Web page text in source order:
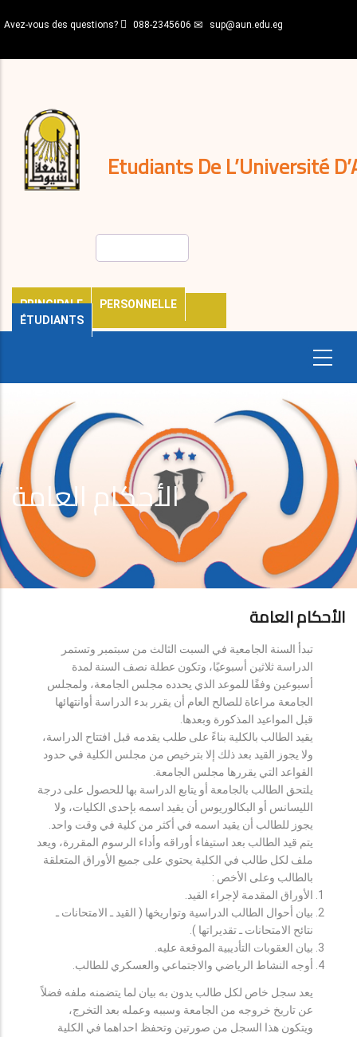
au
principal
Avez-vous des questions? 088-2345606 sup@aun.edu.eg
Etudiants De L’Université
PRINCIPALE
PERSONNELLE
ÉTUDIANTS
décisions
Expatriés
Journal
الأحكام العامة
الأحكام العامة
تبدأ السنة الجامعية في السبت الثالث من سبتمبر وتستمر
الدراسة ثلاثين أسبوعيًا، وتكون عطلة نصف السنة لمدة
أسبوعين وفقًا للموعد الذي يحدده مجلس الجامعة، ولمجلس
الجامعة مراعاة للصالح العام أن يقرر بدء الدراسة أوانتهائها
قبل المواعيد المذكورة وبعدها.
يقيد الطالب بالكلية بناءً على طلب يقدمه قبل افتتاح الدراسة،
ولا يجوز القيد بعد ذلك إلا بترخيص من مجلس الكلية في حدود
القواعد التي يقررها مجلس الجامعة.
يلتحق الطالب بالجامعة أو يتابع الدراسة بها للحصول على درجة
الليسانس أو البكالوريوس أن يقيد اسمه بإحدى الكليات، ولا
يجوز للطالب أن يقيد اسمه في أكثر من كلية في وقت واحد.
يتم قيد الطالب بعد استيفاء أوراقه وأداء الرسوم المقررة، ويعد
ملف لكل طالب في الكلية يحتوي على جميع الأوراق المتعلقة
بالطالب وعلى الأخص :
الأوراق المقدمة لإجراء القيد.
بيان أحوال الطالب الدراسية وتواريخها ( القيد ـ الامتحانات ـ
نتائح الامتحانات ـ تقديراتها ).
بيان العقوبات التأديبية الموقعة عليه.
أوجه النشاط الرياضي والاجتماعي والعسكري للطالب.
يعد سجل خاص لكل طالب يدون به بيان لما يتضمنه ملفه فضلاً
عن تاريخ خروجه من الجامعة وسببه وعمله بعد التخرج،
ويتكون هذا السجل من صورتين وتحفظ احداهما في الكلية